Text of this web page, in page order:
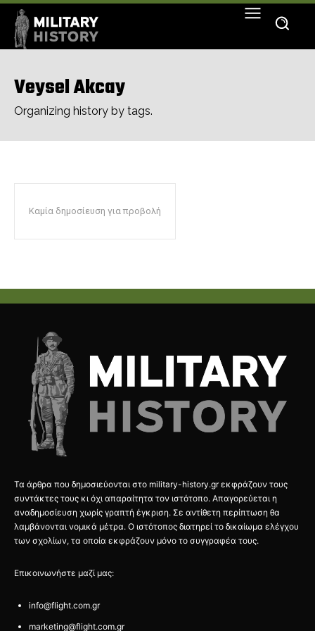
Veysel Akcay
Organizing history by tags.
Καμία δημοσίευση για προβολή
Τα άρθρα που δημοσιεύονται στο military-history.gr εκφράζουν τους
συντάκτες τους κι όχι απαραίτητα τον ιστότοπο. Απαγορεύεται η
αναδημοσίευση χωρίς γραπτή έγκριση. Σε αντίθετη περίπτωση θα
λαμβάνονται νομικά μέτρα. Ο ιστότοπος διατηρεί το δικαίωμα ελέγχου
των σχολίων, τα οποία εκφράζουν μόνο το συγγραφέα τους.
Επικοινωνήστε μαζί μας:
info@flight.com.gr
marketing@flight.com.gr